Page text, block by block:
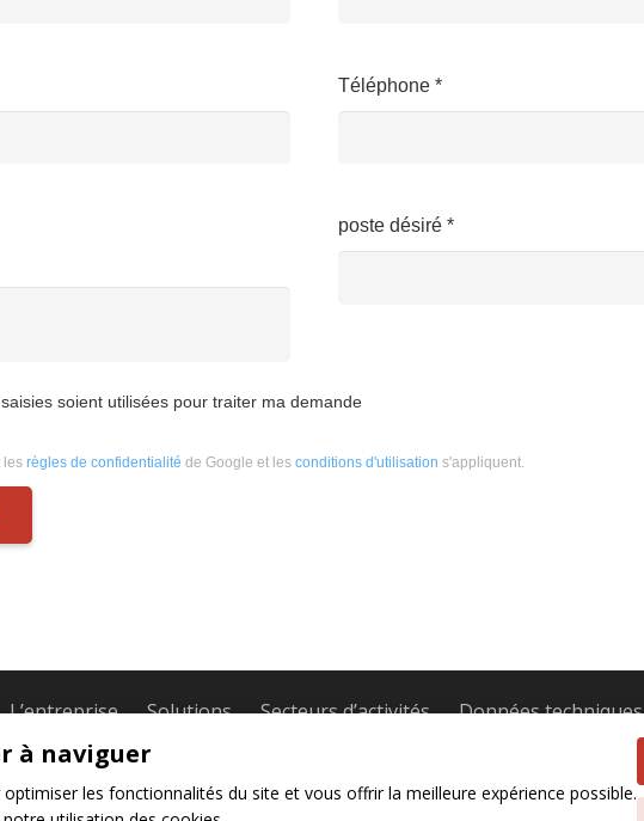
Téléphone *
poste désiré *
soient utilisées pour traiter ma demande
les règles de confidentialité de Google et les conditions d'utilisation s'appliquent.
L’entreprise Solutions Secteurs d’activités Données techniques
Accessoires & Optimisation
réservés.
à naviguer
les fonctionnalités du site et vous offrir la meilleure expérience possible.